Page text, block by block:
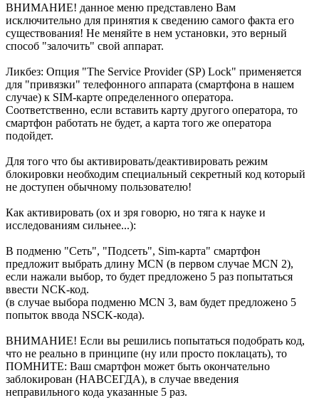
ВНИМАНИЕ! данное меню представлено Вам
исключительно для принятия к сведению самого факта его
существования! Не меняйте в нем установки, это верный
способ "залочить" свой аппарат.
Ликбез: Опция "The Service Provider (SP) Lock" применяется
для "привязки" телефонного аппарата (смартфона в нашем
случае) к SIM-карте определенного оператора.
Соответственно, если вставить карту другого оператора, то
смартфон работать не будет, а карта того же оператора
подойдет.
Для того что бы активировать/деактивировать режим
блокировки необходим специальный секретный код который
не доступен обычному пользователю!
Как активировать (ох и зря говорю, но тяга к науке и
исследованиям сильнее...):
В подменю "Сеть", "Подсеть", Sim-карта" смартфон
предложит выбрать длину MCN (в первом случае MCN 2),
если нажали выбор, то будет предложено 5 раз попытаться
ввести NCK-код.
(в случае выбора подменю MCN 3, вам будет предложено 5
попыток ввода NSCK-кода).
ВНИМАНИЕ! Если вы решились попытаться подобрать код,
что не реально в принципе (ну или просто поклацать), то
ПОМНИТЕ: Ваш смартфон может быть окончательно
заблокирован (НАВСЕГДА), в случае введения
неправильного кода указанные 5 раз.